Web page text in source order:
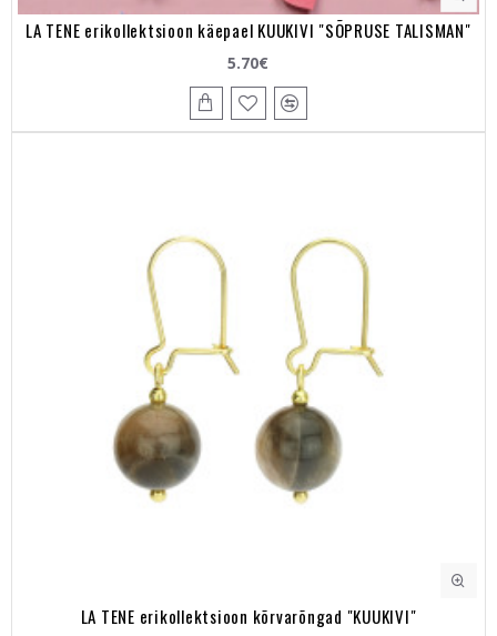
LA TENE erikollektsioon käepael KUUKIVI "SÕPRUSE TALISMAN"
5.70€
LA TENE erikollektsioon kõrvarõngad "KUUKIVI"